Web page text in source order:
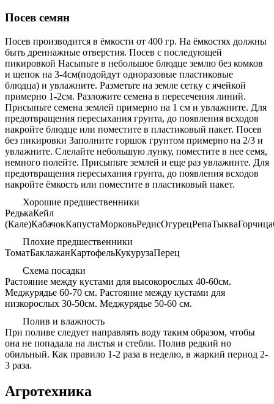
Посев семян
Посев производится в ёмкости от 400 гр. На ёмкостях должны
быть дреннажные отверстия. Посев с последующей
пикировкой Насыпьте в небольшое блюдце землю без комков
и щепок на 3-4см(подойдут одноразовые пластиковые
блюдца) и увлажните. Разметьте на земле сетку с ячейкой
примерно 1-2см. Разложите семена в пересечения линий.
Присыпьте семена землей примерно на 1 см и увлажните. Для
предотвращения пересыхания грунта, до появления всходов
накройте блюдце или поместите в пластиковый пакет. Посев
без пикировки Заполните горшок грунтом примерно на 2/3 и
увлажните. Слелайте небольшую лунку, поместите в нее семя,
немного полейте. Присыпьте землей и еще раз увлажните. Для
предотвращения пересыхания грунта, до появления всходов
накройте ёмкость или поместите в пластиковый пакет.
Хорошие предшественники
РедькаКейл
(Кале)КабачокКапустаМорковьРедисОгурецРепаТыкваГорчица
Плохие предшественники
ТоматБаклажанКартофельКукурузаПерец
Схема посадки
Растояние между кустами для высокорослых 40-60см.
Меджурядье 60-70 см. Растояние между кустами для
низкорослых 30-50см. Меджурядье 50-60 см.
Полив и влажность
При поливе следует направлять воду таким образом, чтобы
она не попадала на листья и стебли. Полив редкий но
обильный. Как правило 1-2 раза в неделю, в жаркий период 2-
3 раза.
Агротехника